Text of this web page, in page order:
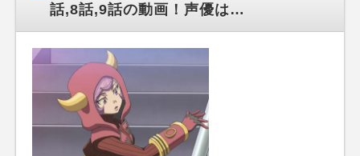
話,8話,9話の動画！声優は…